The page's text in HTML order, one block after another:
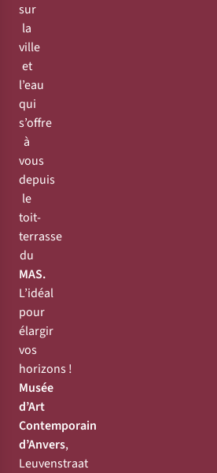
sur
la
ville
et
l’eau
qui
s’offre
à
vous
depuis
le
toit-
terrasse
du
MAS.
L’idéal
pour
élargir
vos
horizons !
Musée
d’Art
Contemporain
d’Anvers,
Leuvenstraat